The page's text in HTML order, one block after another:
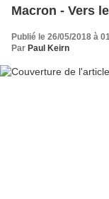
Macron - Vers
Publié le 26/05/2018 à
Par Paul Keirn